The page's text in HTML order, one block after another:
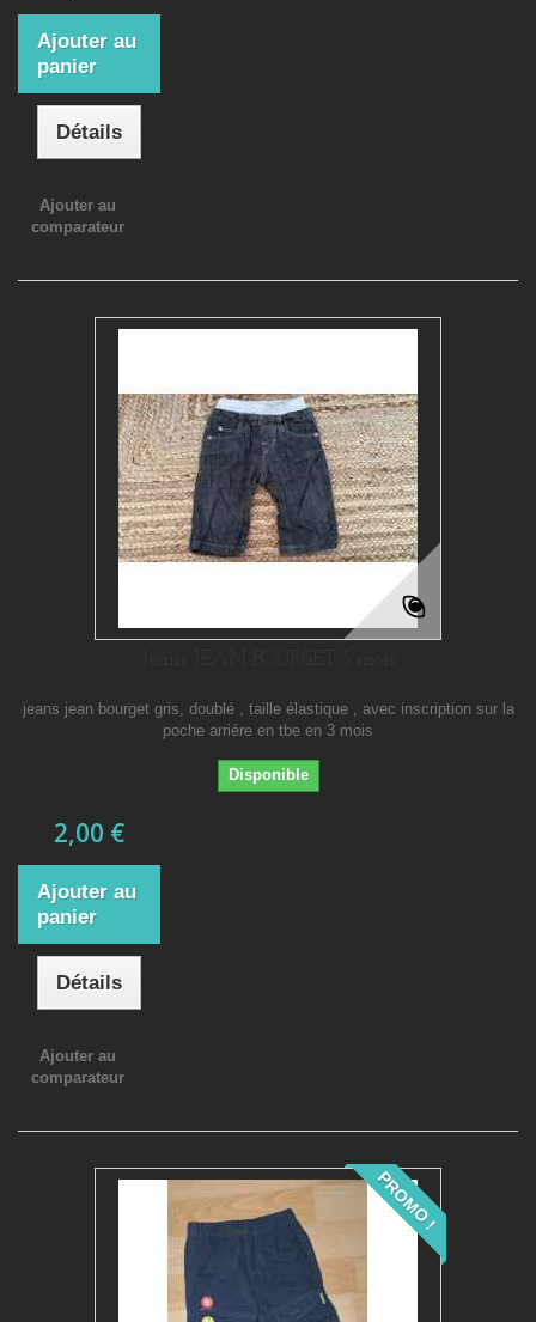
Ajouter au
panier
Détails
Ajouter au
comparateur
jeans jean bourget gris, doublé , taille élastique , avec inscription sur la
poche arriére en tbe en 3 mois
Disponible
2,00 €
Ajouter au
panier
Détails
Ajouter au
comparateur
PROMO !